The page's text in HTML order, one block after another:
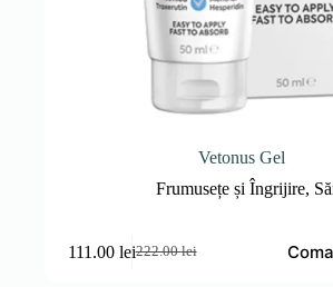
Vetonus Gel
Frumusețe și Îngrijire,
222.00lei
Prețul
111.00 leiPrețul